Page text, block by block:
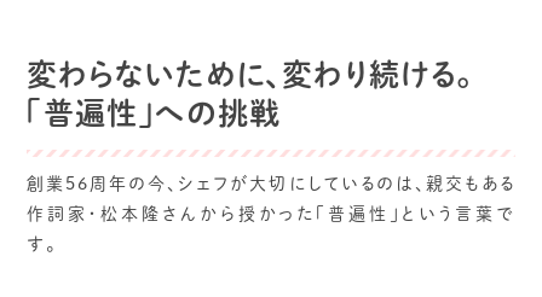
変わらないために、変わり続ける。
「普遍性」への挑戦
創業56周年の今、シェフが大切にしているのは、親交もある
作詞家・松本隆さんから授かった「普遍性」という言葉で
す。